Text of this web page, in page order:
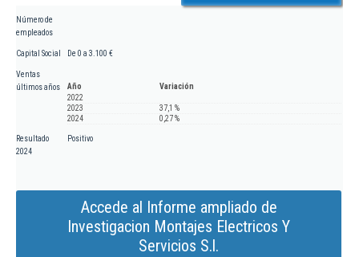
Número de
empleados
Capital Social De 0 a 3.100 €
Ventas
últimos años
Año
Variación
2022
2023
37,1 %
2024
0,27 %
Resultado
2024
Positivo
Accede al Informe ampliado de
Investigacion Montajes Electricos Y
Servicios S.l.